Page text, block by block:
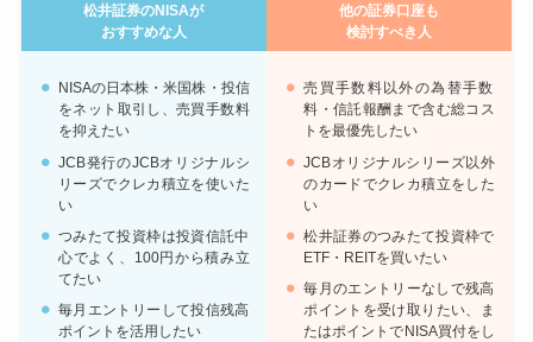
松井証券のNISAが
おすすめな人
他の証券口座も
検討すべき人
NISAの日本株・米国株・投信
をネット取引し、売買手数料
を抑えたい
JCB発行のJCBオリジナルシ
リーズでクレカ積立を使いた
い
つみたて投資枠は投資信託中
心でよく、100円から積み立
てたい
毎月エントリーして投信残高
ポイントを活用したい
売買手数料以外の為替手数
料・信託報酬まで含む総コス
トを最優先したい
JCBオリジナルシリーズ以外
のカードでクレカ積立をした
い
松井証券のつみたて投資枠で
ETF・REITを買いたい
毎月のエントリーなしで残高
ポイントを受け取りたい、ま
たはポイントでNISA買付をし